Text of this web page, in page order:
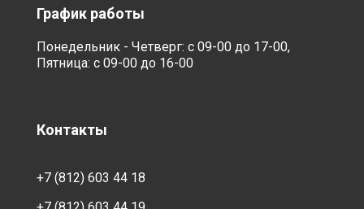
График работы
Понедельник - Четверг: с 09-00 до 17-00,
Пятница: с 09-00 до 16-00
Контакты
+7 (812) 603 44 18